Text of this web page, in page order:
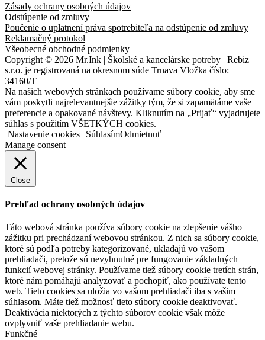
Zásady ochrany osobných údajov
Odstúpenie od zmluvy
Poučenie o uplatnení práva spotrebiteľa na odstúpenie od zmluvy
Reklamačný protokol
Všeobecné obchodné podmienky
Copyright © 2026 Mr.Ink | Školské a kancelárske potreby | Rebiz
s.r.o. je registrovaná na okresnom súde Trnava Vložka číslo:
34160/T
Na našich webových stránkach používame súbory cookie, aby sme
vám poskytli najrelevantnejšie zážitky tým, že si zapamätáme vaše
preferencie a opakované návštevy. Kliknutím na „Prijať“ vyjadrujete
súhlas s použitím VŠETKÝCH cookies.
Nastavenie cookies
SúhlasímOdmietnuť
Manage consent
Close
Prehľad ochrany osobných údajov
Táto webová stránka používa súbory cookie na zlepšenie vášho
zážitku pri prechádzaní webovou stránkou. Z nich sa súbory cookie,
ktoré sú podľa potreby kategorizované, ukladajú vo vašom
prehliadači, pretože sú nevyhnutné pre fungovanie základných
funkcií webovej stránky. Používame tiež súbory cookie tretích strán,
ktoré nám pomáhajú analyzovať a pochopiť, ako používate tento
web. Tieto cookies sa uložia vo vašom prehliadači iba s vašim
súhlasom. Máte tiež možnosť tieto súbory cookie deaktivovať.
Deaktivácia niektorých z týchto súborov cookie však môže
ovplyvniť vaše prehliadanie webu.
Funkčné